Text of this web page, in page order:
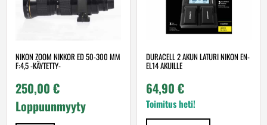
NIKON ZOOM NIKKOR ED 50-300 MM
F:4,5 -KÄYTETTY-
250,00 €
Loppuunmyyty
DURACELL 2 AKUN LATURI NIKON EN-
EL14 AKUILLE
64,90 €
Toimitus heti!